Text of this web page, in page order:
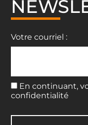
Votre courriel :
En continuant,
confidentialité